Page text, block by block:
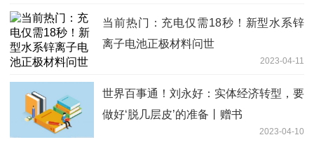
当前热门：充电仅需18秒！新型水系锌
离子电池正极材料问世
2023-04-11
世界百事通！刘永好：实体经济转型，要
做好‘脱几层皮’的准备丨赠书
2023-04-10